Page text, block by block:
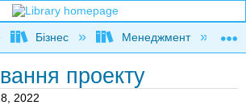
global hierarchy
Бізнес Менеджмент
проекту
2022